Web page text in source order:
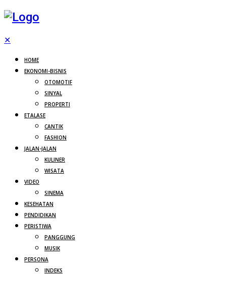
✕
HOME
EKONOMI-BISNIS
OTOMOTIF
SINYAL
PROPERTI
ETALASE
CANTIK
FASHION
JALAN-JALAN
KULINER
WISATA
VIDEO
SINEMA
KESEHATAN
PENDIDIKAN
PERISTIWA
PANGGUNG
MUSIK
PERSONA
INDEKS